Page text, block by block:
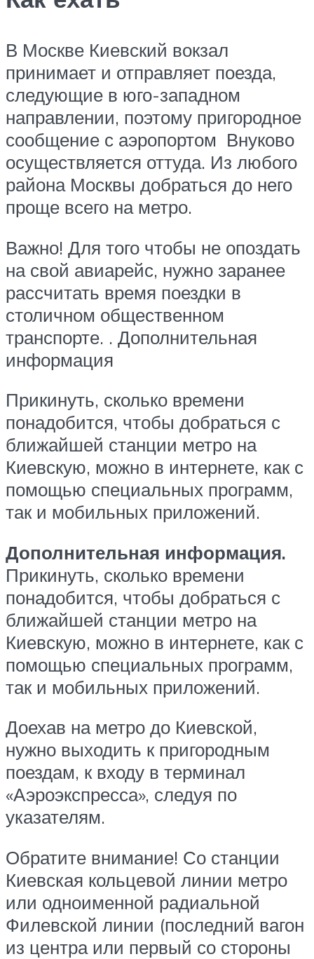
В Москве Киевский вокзал
принимает и отправляет поезда,
следующие в юго-западном
направлении, поэтому пригородное
сообщение с аэропортом Внуково
осуществляется оттуда. Из любого
района Москвы добраться до него
проще всего на метро.
Важно! Для того чтобы не опоздать
на свой авиарейс, нужно заранее
рассчитать время поездки в
столичном общественном
транспорте. . Дополнительная
информация
Прикинуть, сколько времени
понадобится, чтобы добраться с
ближайшей станции метро на
Киевскую, можно в интернете, как с
помощью специальных программ,
так и мобильных приложений.
Дополнительная информация.
Прикинуть, сколько времени
понадобится, чтобы добраться с
ближайшей станции метро на
Киевскую, можно в интернете, как с
помощью специальных программ,
так и мобильных приложений.
Доехав на метро до Киевской,
нужно выходить к пригородным
поездам, к входу в терминал
«Аэроэкспресса», следуя по
указателям.
Обратите внимание! Со станции
Киевская кольцевой линии метро
или одноименной радиальной
Филевской линии (последний вагон
из центра или первый со стороны